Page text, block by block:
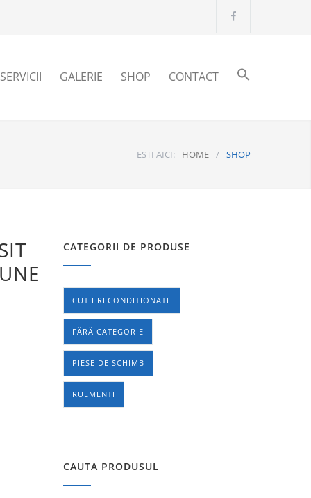
SERVICII GALERIE SHOP CONTACT
ESTI AICI: HOME / SHOP
CATEGORII DE PRODUSE
CUTII RECONDITIONATE
FĂRĂ CATEGORIE
PIESE DE SCHIMB
RULMENTI
CAUTA PRODUSUL